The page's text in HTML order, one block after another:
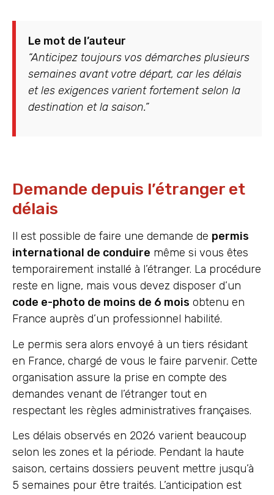
Le mot de l’auteur
“Anticipez toujours vos démarches plusieurs
semaines avant votre départ, car les délais
et les exigences varient fortement selon la
destination et la saison.”
Demande depuis l’étranger et
délais
Il est possible de faire une demande de permis
international de conduire même si vous êtes
temporairement installé à l’étranger. La procédure
reste en ligne, mais vous devez disposer d’un
code e-photo de moins de 6 mois obtenu en
France auprès d’un professionnel habilité.
Le permis sera alors envoyé à un tiers résidant
en France, chargé de vous le faire parvenir. Cette
organisation assure la prise en compte des
demandes venant de l’étranger tout en
respectant les règles administratives françaises.
Les délais observés en 2026 varient beaucoup
selon les zones et la période. Pendant la haute
saison, certains dossiers peuvent mettre jusqu’à
5 semaines pour être traités. L’anticipation est